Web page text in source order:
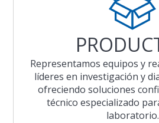
Representamos equipos y
líderes en investigación y
ofreciendo soluciones
técnico especializado
laboratorio.